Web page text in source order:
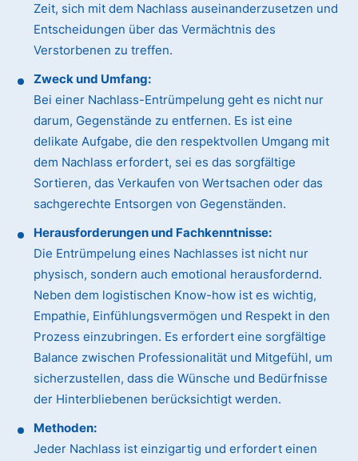
Zeit, sich mit dem Nachlass auseinanderzusetzen und
Entscheidungen über das Vermächtnis des
Verstorbenen zu treffen.
Zweck und Umfang:
Bei einer Nachlass-Entrümpelung geht es nicht nur
darum, Gegenstände zu entfernen. Es ist eine
delikate Aufgabe, die den respektvollen Umgang mit
dem Nachlass erfordert, sei es das sorgfältige
Sortieren, das Verkaufen von Wertsachen oder das
sachgerechte Entsorgen von Gegenständen.
Herausforderungen und Fachkenntnisse:
Die Entrümpelung eines Nachlasses ist nicht nur
physisch, sondern auch emotional herausfordernd.
Neben dem logistischen Know-how ist es wichtig,
Empathie, Einfühlungsvermögen und Respekt in den
Prozess einzubringen. Es erfordert eine sorgfältige
Balance zwischen Professionalität und Mitgefühl, um
sicherzustellen, dass die Wünsche und Bedürfnisse
der Hinterbliebenen berücksichtigt werden.
Methoden:
Jeder Nachlass ist einzigartig und erfordert einen